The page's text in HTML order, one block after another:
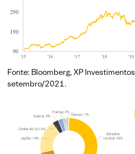
Fonte: Bloomberg, XP
setembro/2021.